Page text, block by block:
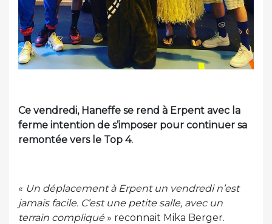
Ce vendredi, Haneffe se rend à Erpent avec la
ferme intention de s’imposer pour continuer sa
remontée vers le Top 4.
« Un déplacement à Erpent un vendredi n’est
jamais facile. C’est une petite salle, avec un
terrain compliqué» reconnait Mika Berger.